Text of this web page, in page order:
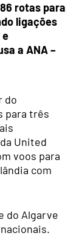
rotas para
ligações
e
a ANA –
do
para três
United
voos para
com
do Algarve